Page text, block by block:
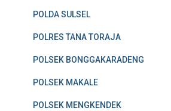
POLDA SULSEL
POLRES TANA TORAJA
POLSEK BONGGAKARADENG
POLSEK MAKALE
POLSEK MENGKENDEK